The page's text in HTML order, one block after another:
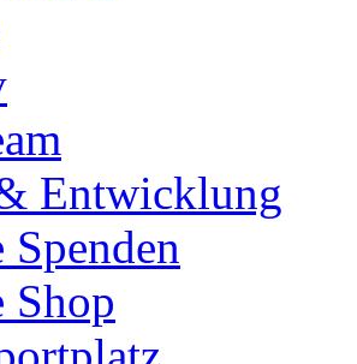
unter